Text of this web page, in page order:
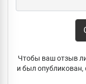
Чтобы ваш отзыв
и был опубликован,